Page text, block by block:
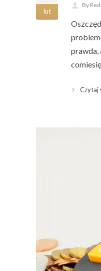
lut
By
prawda,
Czytaj